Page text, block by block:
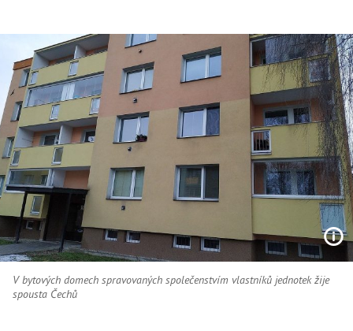
V bytových domech spravovaných společenstvím vlastníků jednotek žije
spousta Čechů